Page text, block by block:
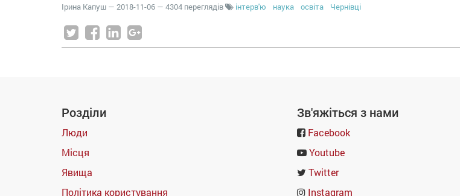
Ірина Капуш — 2018-11-06 — 4304 переглядів інтерв'ю наука освіта Чернівці
Розділи
Люди
Місця
Явища
Політика користування
Зв'яжіться з нами
Facebook
Youtube
Twitter
Instagram